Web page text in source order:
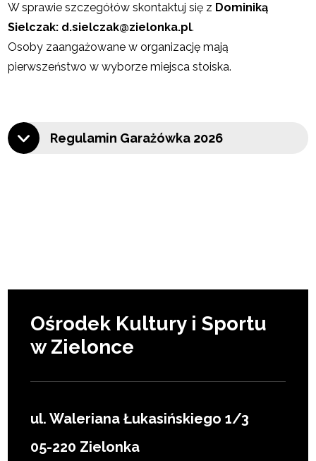
W sprawie szczegółów skontaktuj się z Dominiką
Sielczak: d.sielczak@zielonka.pl.
Osoby zaangażowane w organizację mają
pierwszeństwo w wyborze miejsca stoiska.
Regulamin Garażówka 2026
Ośrodek Kultury i Sportu
w Zielonce
ul. Waleriana Łukasińskiego 1/3
05-220 Zielonka